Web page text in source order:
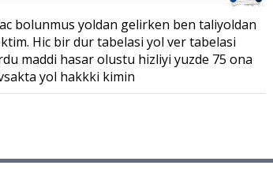
bolunmus yoldan gelirken ben taliyoldan
Hic bir dur tabelasi yol ver tabelasi
maddi hasar olustu hizliyi yuzde 75 ona
yol hakkki kimin